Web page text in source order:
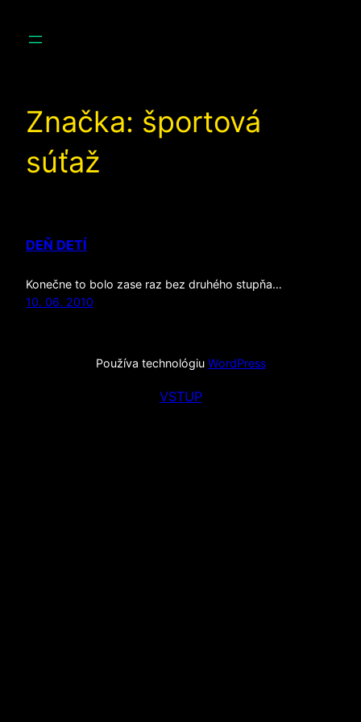
Značka: športová
súťaž
DEŇ DETÍ
Konečne to bolo zase raz bez druhého stupňa…
10. 06. 2010
Používa technológiu WordPress
VSTUP